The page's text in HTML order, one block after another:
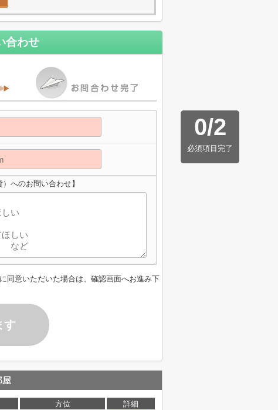
合わせ
0/2
必須項目完了
へのお問い合わせ】
同意いただいた場合は、確認画面へお進み下
す
屋
方位
詳細